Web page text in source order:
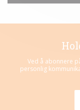
Ved å abonnere
personlig